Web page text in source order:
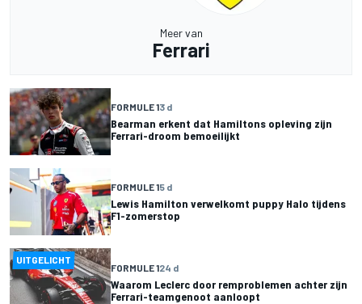
Meer van
Ferrari
FORMULE 13 d
Bearman erkent dat Hamiltons opleving zijn
Ferrari-droom bemoeilijkt
FORMULE 15 d
Lewis Hamilton verwelkomt puppy Halo tijdens
F1-zomerstop
UITGELICHT
FORMULE 124 d
Waarom Leclerc door remproblemen achter zijn
Ferrari-teamgenoot aanloopt